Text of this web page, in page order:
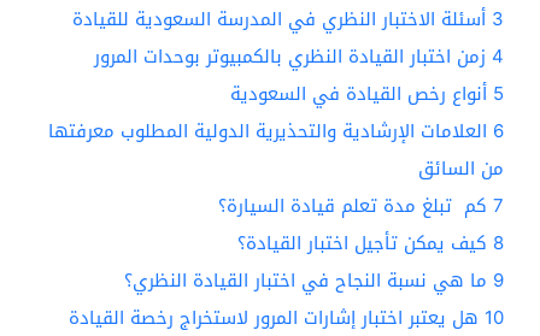
3 أسئلة الاختبار النظري في المدرسة السعودية للقيادة
4 زمن اختبار القيادة النظري بالكمبيوتر بوحدات المرور
5 أنواع رخص القيادة في السعودية
6 العلامات الإرشادية والتحذيرية الدولية المطلوب معرفتها
من السائق
7 كم تبلغ مدة تعلم قيادة السيارة؟
8 كيف يمكن تأجيل اختبار القيادة؟
9 ما هي نسبة النجاح في اختبار القيادة النظري؟
10 هل يعتبر اختبار إشارات المرور لاستخراج رخصة القيادة